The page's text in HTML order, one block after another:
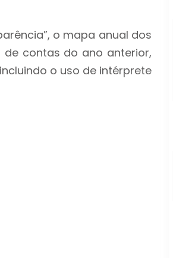
o mapa anual dos
contas do ano anterior,
o uso de intérprete